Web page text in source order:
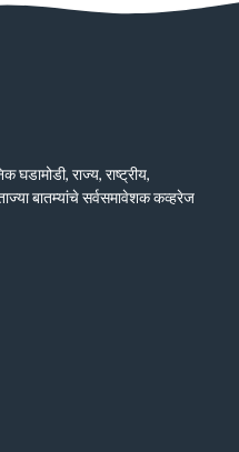
घडामोडी, राज्य, राष्ट्रीय,
बातम्यांचे सर्वसमावेशक कव्हरेज